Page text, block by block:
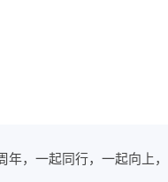
年，一起同行，一起向上